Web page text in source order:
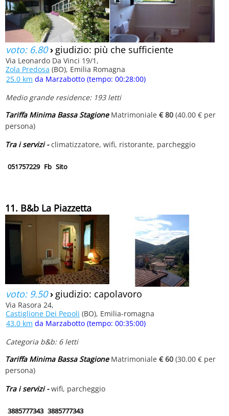
voto: 6.80› giudizio: più che sufficiente
Via Leonardo Da Vinci 19/1,
Zola Predosa (BO), Emilia Romagna
25.0 km da Marzabotto (tempo: 00:28:00)
Medio grande residence: 193 letti
Tariffa Minima Bassa StagioneMatrimoniale € 80 (40.00 € per
persona)
Tra i servizi -climatizzatore, wifi, ristorante, parcheggio
051757229 Fb Sito
11. B&b La Piazzetta
voto: 9.50› giudizio: capolavoro
Via Rasora 24,
Castiglione Dei Pepoli (BO), Emilia-romagna
43.0 km da Marzabotto (tempo: 00:35:00)
Categoria b&b: 6 letti
Tariffa Minima Bassa StagioneMatrimoniale € 60 (30.00 € per
persona)
Tra i servizi -wifi, parcheggio
3885777343 3885777343